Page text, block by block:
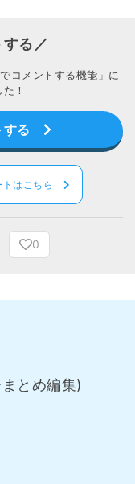
る／
コメントする機能」に
！
する
トはこちら
0
とめ編集)